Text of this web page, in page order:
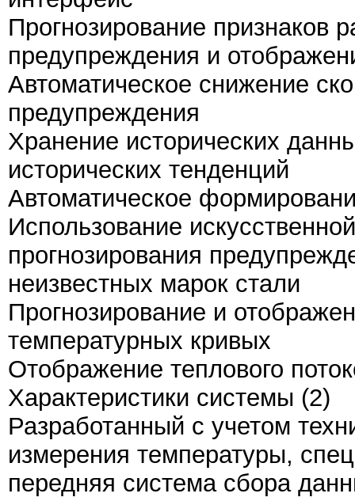
Прогнозирование признаков
предупреждения и
Автоматическое снижение
предупреждения
Хранение исторических
исторических тенденций
Автоматическое
Использование
прогнозирования
неизвестных марок стали
Прогнозирование и
температурных кривых
Отображение теплового
Характеристики системы (2)
Разработанный с учетом
измерения температуры,
передняя система сбора